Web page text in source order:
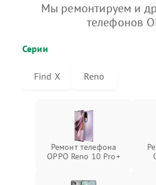
Мы ремонтируем и
телефонов
Серии
Find X Reno
Ремонт телефона
OPPO Reno 10 Pro+